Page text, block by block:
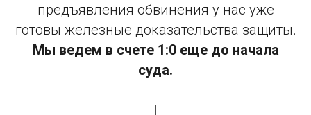
предъявления обвинения у нас уже
готовы железные доказательства защиты.
Мы ведем в счете 1:0 еще до начала
суда.